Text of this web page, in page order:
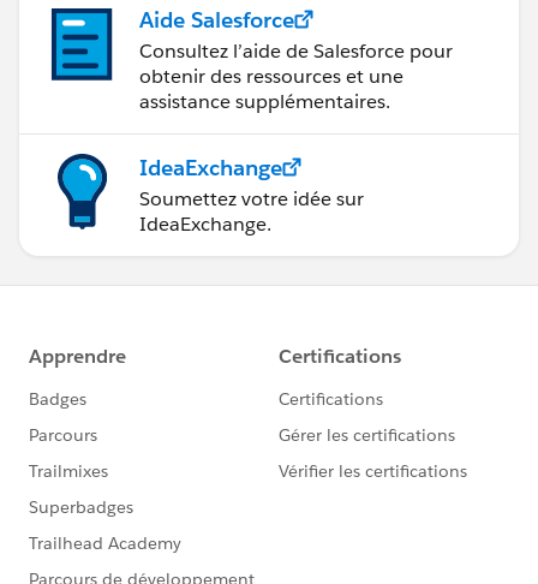
Aide Salesforce
Consultez l’aide de Salesforce pour
obtenir des ressources et une
assistance supplémentaires.
IdeaExchange
Soumettez votre idée sur
IdeaExchange.